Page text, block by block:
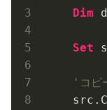
Dim
Set
'コピ